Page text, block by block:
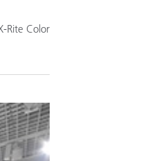
Rite Color